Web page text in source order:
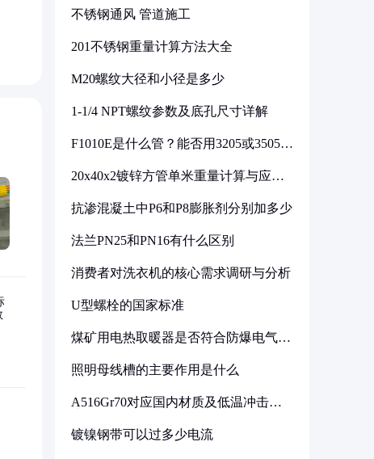
不锈钢通风 管道施工
201不锈钢重量计算方法大全
M20螺纹大径和小径是多少
1-1/4 NPT螺纹参数及底孔尺寸详解
F1010E是什么管？能否用3205或3505代
20x40x2镀锌方管单米重量计算与应用
抗渗混凝土中P6和P8膨胀剂分别加多少
法兰PN25和PN16有什么区别
消费者对洗衣机的核心需求调研与分析
U型螺栓的国家标准
煤矿用电热取暖器是否符合防爆电气设
照明母线槽的主要作用是什么
A516Gr70对应国内材质及低温冲击要
镀镍钢带可以过多少电流